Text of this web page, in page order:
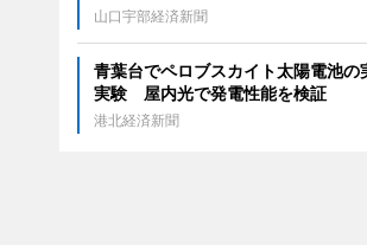
山口宇部経済新聞
青葉台でペロブスカイト太陽電池の
実験 屋内光で発電性能を検証
港北経済新聞